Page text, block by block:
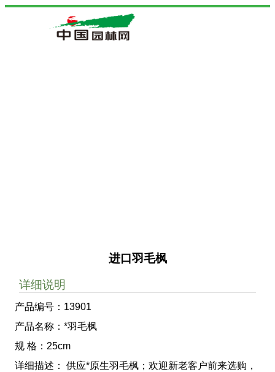
进口羽毛枫
详细说明
产品编号：13901
产品名称：*羽毛枫
规 格：25cm
详细描述： 供应*原生羽毛枫；欢迎新老客户前来选购，